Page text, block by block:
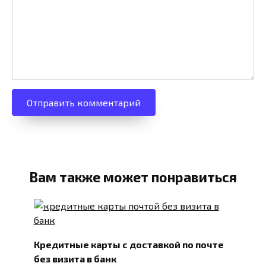
Вам также может понравиться
Кредитные карты с доставкой по почте
без визита в банк